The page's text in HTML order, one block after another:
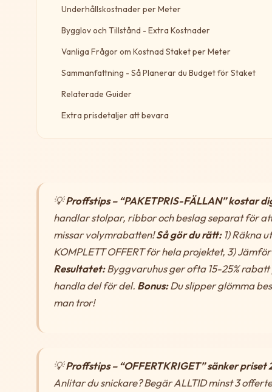
Underhållskostnader per Meter
Bygglov och Tillstånd - Extra Kostnader
Vanliga Frågor om Kostnad Staket per Meter
Sammanfattning - Så Planerar du Budget för Staket
Relaterade Guider
Extra prisdetaljer att bevara
💡Proffstips – “PAKETPRIS-FÄLLAN” kostar
handlar stolpar, ribbor och beslag separat för
missar volymrabatten!Så gör du rätt:1) Räkna
KOMPLETT OFFERT för hela projektet, 3)
Resultatet:Byggvaruhus ger ofta 15-25%
handla del för del. Bonus:Du slipper glömma
man tror!
💡Proffstips – “OFFERTKRIGET” sänker
Anlitar du snickare? Begär ALLTID minst 3